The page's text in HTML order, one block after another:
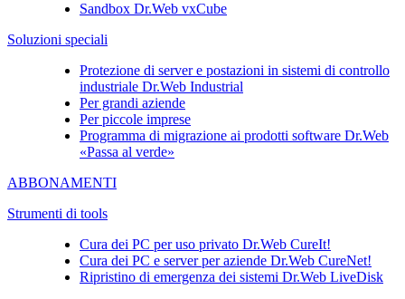
Sandbox Dr.Web vxCube
Soluzioni speciali
Protezione di server e postazioni in sistemi di controllo
industriale Dr.Web Industrial
Per grandi aziende
Per piccole imprese
Programma di migrazione ai prodotti software Dr.Web
«Passa al verde»
ABBONAMENTI
Strumenti di tools
Cura dei PC per uso privato Dr.Web CureIt!
Cura dei PC e server per aziende Dr.Web CureNet!
Ripristino di emergenza dei sistemi Dr.Web LiveDisk